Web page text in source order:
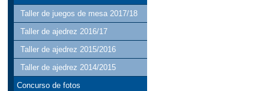
Taller de juegos de mesa 2017/18
Taller de ajedrez 2016/17
Taller de ajedrez 2015/2016
Taller de ajedrez 2014/2015
Concurso de fotos